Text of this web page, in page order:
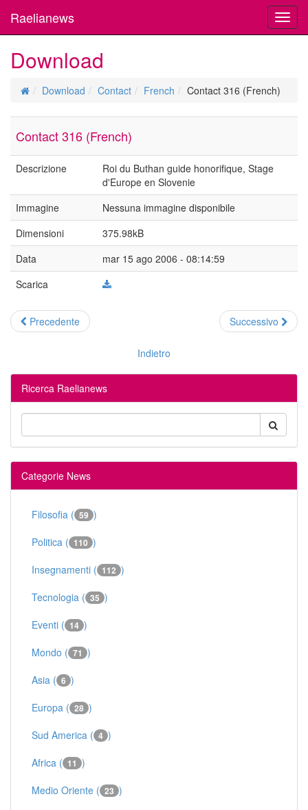
Raelianews
Download
Download Contact French Contact 316 (French)
Contact 316 (French)
Descrizione
Roi du Buthan guide honorifique, Stage
d'Europe en Slovenie
Immagine
Nessuna immagine disponibile
Dimensioni
375.98kB
Data
mar 15 ago 2006 - 08:14:59
Scarica
Precedente Successivo
Indietro
Ricerca Raelianews
Categorie News
Filosofia ( 59 )
Politica ( 110 )
Insegnamenti ( 112 )
Tecnologia ( 35 )
Eventi ( 14 )
Mondo ( 71 )
Asia ( 6 )
Europa ( 28 )
Sud America ( 4 )
Africa ( 11 )
Medio Oriente ( 23 )